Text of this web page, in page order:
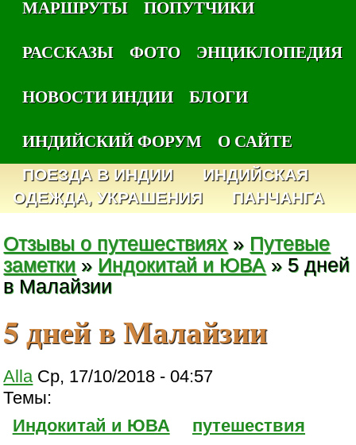
МАРШРУТЫ
ПОПУТЧИКИ
РАССКАЗЫ
ФОТО
ЭНЦИКЛОПЕДИЯ
НОВОСТИ ИНДИИ
БЛОГИ
ИНДИЙСКИЙ ФОРУМ
О САЙТЕ
ПОЕЗДА В ИНДИИ
ИНДИЙСКАЯ
ОДЕЖДА, УКРАШЕНИЯ
ПАНЧАНГА
Отзывы о путешествиях » Путевые
заметки » Индокитай и ЮВА » 5 дней
в Малайзии
5 дней в Малайзии
Alla Ср, 17/10/2018 - 04:57
Темы:
Индокитай и ЮВА
путешествия